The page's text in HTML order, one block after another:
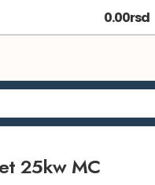
0.00rsd
25kw MC